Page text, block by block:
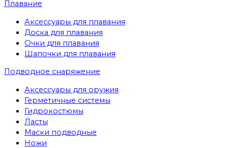
Плавание
Аксессуары для плавания
Доска для плавания
Очки для плавания
Шапочки для плавания
Подводное снаряжение
Аксессуары для оружия
Герметичные системы
Гидрокостюмы
Ласты
Маски подводные
Ножи